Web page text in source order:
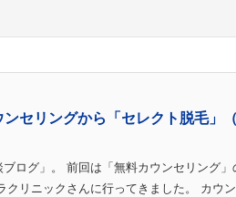
セリングから「セレクト脱毛」
ログ」。 前回は「無料カウンセリング」
クリニックさんに行ってきました。 カウ